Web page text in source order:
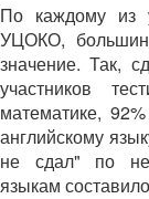
По каждому из
УЦОКО,
значение. Так,
участников
математике,
английскому
не сдал" по
языкам